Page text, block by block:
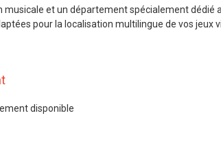
musicale et un département spécialement dédié
pour la localisation multilingue de vos jeux
disponible